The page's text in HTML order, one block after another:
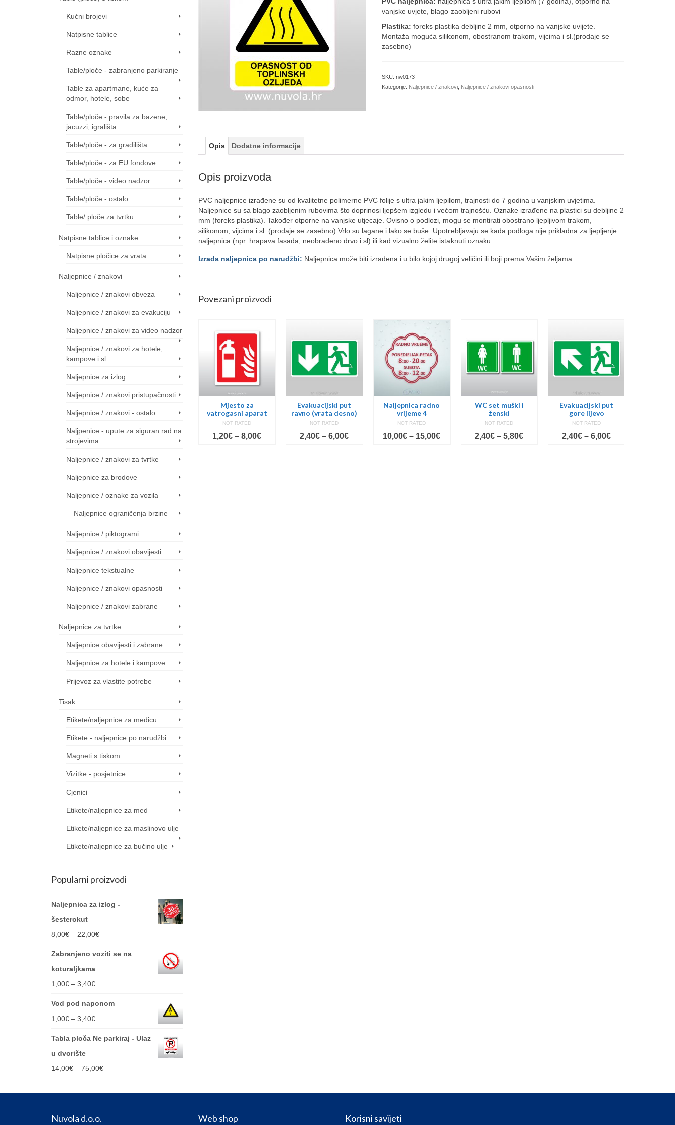
8,00€
vanjske uvjete, blago zaobljeni rubovi
Plastika:foreks plastika debljine 2 mm, otporno na vanjske uvijete.
Montaža moguća silikonom, obostranom trakom, vijcima i sl.(prodaje se
zasebno)
SKU:nw0173
Kategorije: Naljepnice / znakovi Naljepnice / znakovi opasnosti
Opis Dodatne informacije
Opis proizvoda
PVC naljepnice izrađene su od kvalitetne polimerne PVC folije s ultra jakim ljepilom, trajnosti do 7 godina u vanjskim uvjetima.
Naljepnice su sa blago zaobljenim rubovima što doprinosi ljepšem izgledu i većom trajnošću. Oznake izrađene na plastici su debljine 2
mm (foreks plastika). Također otporne na vanjske utjecaje. Ovisno o podlozi, mogu se montirati obostrano ljepljivom trakom,
silikonom, vijcima i sl. (prodaje se zasebno) Vrlo su lagane i lako se buše. Upotrebljavaju se kada podloga nije prikladna za ljepljenje
naljepnica (npr. hrapava fasada, neobrađeno drvo i sl) ili kad vizualno želite istaknuti oznaku.
Izrada naljepnica po narudžbi: Naljepnica može biti izrađena i u bilo kojoj drugoj veličini ili boji prema Vašim željama.
Povezani proizvodi
lijevo
6,00
Price
range:
2,40€
6,00€
gore desno
€
Price
2,40€
6,00€
Mjesto za
vatrogasni aparat
NOT RATED
1,20€ – 8,00€Price
Evakuacijski put
ravno (vrata desno)
NOT RATED
2,40€ – 6,00€Price
Naljepnica radno
vrijeme 4
NOT RATED
10,00€ – 15,00€Price
WC set muški i
ženski
NOT RATED
2,40€ – 5,80€Price
Evakuacijski put
gore lijevo
NOT RATED
2,40€ – 6,00€Price
Kućni brojevi
Natpisne tablice
Razne oznake
Table/ploče - zabranjeno parkiranje
Table za apartmane, kuće za
odmor, hotele, sobe
Table/ploče - pravila za bazene,
jacuzzi, igrališta
Table/ploče - za gradilišta
Table/ploče - za EU fondove
Table/ploče - video nadzor
Table/ploče - ostalo
Table/ ploče za tvrtku
Natpisne tablice i oznake
Natpisne pločice za vrata
Naljepnice / znakovi
Naljepnice / znakovi obveza
Naljepnice / znakovi za evakuciju
Naljepnice / znakovi za video nadzor
Naljepnice / znakovi za hotele,
kampove i sl.
Naljepnice za izlog
Naljepnice / znakovi pristupačnosti
Naljepnice / znakovi - ostalo
Naljpenice - upute za siguran rad na
strojevima
Naljepnice / znakovi za tvrtke
Naljepnice za brodove
Naljepnice / oznake za vozila
Naljepnice ograničenja brzine
Naljepnice / piktogrami
Naljepnice / znakovi obavijesti
Naljepnice tekstualne
Naljepnice / znakovi opasnosti
Naljepnice / znakovi zabrane
Naljepnice za tvrtke
Naljepnice obavijesti i zabrane
Naljepnice za hotele i kampove
Prijevoz za vlastite potrebe
Tisak
Etikete/naljepnice za medicu
Etikete - naljepnice po narudžbi
Magneti s tiskom
Vizitke - posjetnice
Cjenici
Etikete/naljepnice za med
Etikete/naljepnice za maslinovo ulje
Etikete/naljepnice za bučino ulje
Popularni proizvodi
Naljepnica za izlog -
šesterokut
8,00€ – 22,00€Price
Zabranjeno voziti se na
koturaljkama
1,00€ – 3,40€Price
3,40€
Vod pod naponom
1,00€ – 3,40€Price
Tabla ploča Ne parkiraj - Ulaz
u dvorište
14,00€ – 75,00€Price
Nuvola d.o.o. Web shop Korisni savijeti